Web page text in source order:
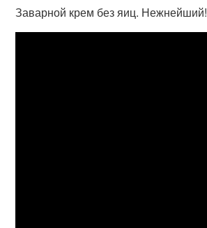
Заварной крем без яиц. Нежнейший!